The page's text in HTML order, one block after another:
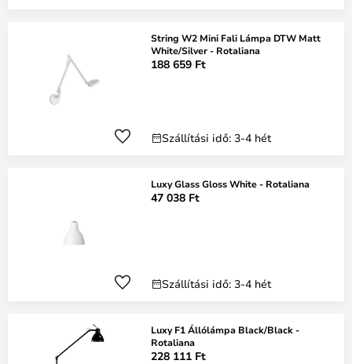
String W2 Mini Fali Lámpa DTW Matt
White/Silver - Rotaliana
188 659 Ft
Szállítási idő: 3-4 hét
Luxy Glass Gloss White - Rotaliana
47 038 Ft
Szállítási idő: 3-4 hét
Luxy F1 Állólámpa Black/Black -
Rotaliana
228 111 Ft